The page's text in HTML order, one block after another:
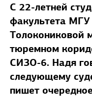
С 22-летней
факультета
Толокониковой
тюремном
СИЗО-6. Надя
следующему
пишет